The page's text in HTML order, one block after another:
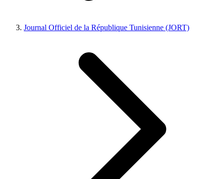
Journal Officiel de la République Tunisienne (JORT)